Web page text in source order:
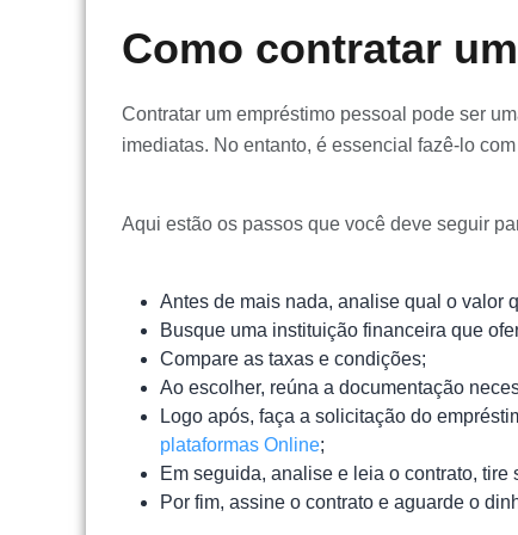
Como contratar
Contratar um empréstimo pessoal pode ser
imediatas. No entanto, é essencial fazê-lo
Aqui estão os passos que você deve seguir
Antes de mais nada, analise qual o valor
Busque uma instituição financeira que
Compare as taxas e condições;
Ao escolher, reúna a documentação
Logo após, faça a solicitação do
plataformas Online;
Em seguida, analise e leia o contrato,
Por fim, assine o contrato e aguarde o